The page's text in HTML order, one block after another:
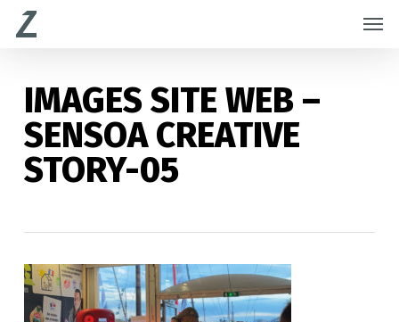
Skip
contentIMAGES SITE WEB –
SENSOA CREATIVE
STORY-05